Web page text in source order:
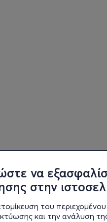
να
στην
του
και την ανάλυση